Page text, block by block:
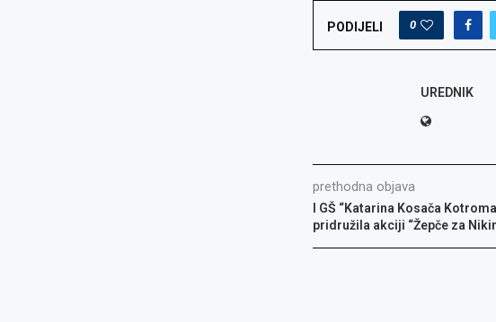
PODIJELI 0
UREDNIK
prethodna objava
I GŠ “Katarina Kosača
pridružila akciji “Žepče za